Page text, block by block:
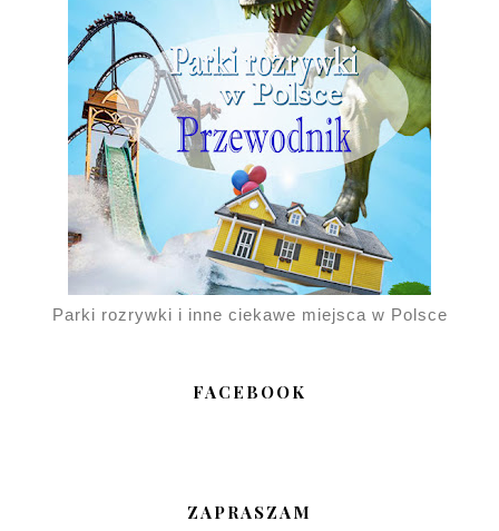
Parki rozrywki i inne ciekawe miejsca w Polsce
FACEBOOK
ZAPRASZAM